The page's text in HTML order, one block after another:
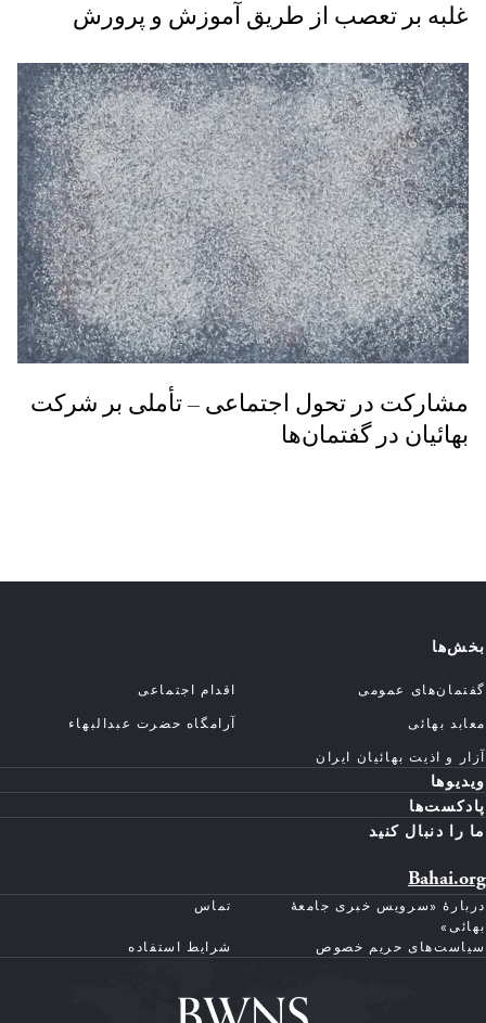
غلبه بر تعصب از طریق آموزش و پرورش
مشارکت در تحول اجتماعی – تأملی بر شرکت
بهائیان در گفتمان‌ها
بخش‌ها
گفتمان‌های عمومی
اقدام اجتماعی
معابد بهائی
آرامگاه حضرت عبدالبهاء
آزار و اذیت بهائیان ایران
ویدیوها
پادکست‌ها
ما را دنبال کنید
Bahai.org
دربارهٔ «سرویس خبری جامعهٔ
بهائی»
تماس
سیاست‌های حریم خصوص شرایط استفاده